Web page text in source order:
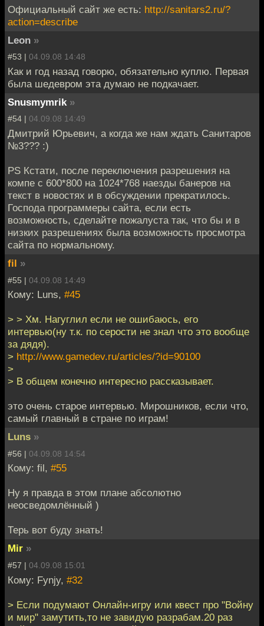
Официальный сайт же есть: http://sanitars2.ru/?
action=describe
Leon »
#53 | 04.09.08 14:48
Как и год назад говорю, обязательно куплю. Первая
была шедевром эта думаю не подкачает.
Snusmymrik »
#54 | 04.09.08 14:49
Дмитрий Юрьевич, а когда же нам ждать Санитаров
№3??? :)
PS Кстати, после переключения разрешения на
компе с 600*800 на 1024*768 наезды банеров на
текст в новостях и в обсуждении прекратилось.
Господа программеры сайта, если есть
возможность, сделайте пожалуста так, что бы и в
низких разрешениях была возможность просмотра
сайта по нормальному.
fil »
#55 | 04.09.08 14:49
Кому: Luns, #45
> > Хм. Нагуглил если не ошибаюсь, его
интервью(ну т.к. по серости не знал что это вообще
за дядя).
> http://www.gamedev.ru/articles/?id=90100
>
> В общем конечно интересно рассказывает.
это очень старое интервью. Мирошников, если что,
самый главный в стране по играм!
Luns »
#56 | 04.09.08 14:54
Кому: fil, #55
Ну я правда в этом плане абсолютно
неосведомлённый )
Терь вот буду знать!
Mir »
#57 | 04.09.08 15:01
Кому: Fynjy, #32
> Если подумают Онлайн-игру или квест про "Войну
и мир" замутить,то не завидую разрабам.20 раз